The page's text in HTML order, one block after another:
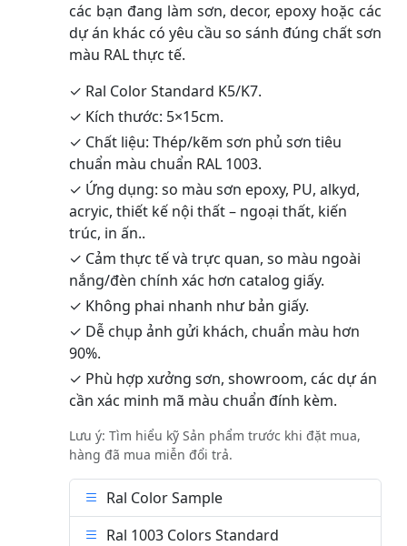
các bạn đang làm sơn, decor, epoxy hoặc các
dự án khác có yêu cầu so sánh đúng chất sơn
màu RAL thực tế.
✓ Ral Color Standard K5/K7.
✓ Kích thước: 5×15cm.
✓ Chất liệu: Thép/kẽm sơn phủ sơn tiêu
chuẩn màu chuẩn RAL 1003.
✓ Ứng dụng: so màu sơn epoxy, PU, alkyd,
acryic, thiết kế nội thất – ngoại thất, kiến
trúc, in ấn..
✓ Cảm thực tế và trực quan, so màu ngoài
nắng/đèn chính xác hơn catalog giấy.
✓ Không phai nhanh như bản giấy.
✓ Dễ chụp ảnh gửi khách, chuẩn màu hơn
90%.
✓ Phù hợp xưởng sơn, showroom, các dự án
cần xác minh mã màu chuẩn đính kèm.
Lưu ý: Tìm hiểu kỹ Sản phẩm trước khi đặt mua,
hàng đã mua miễn đổi trả.
Ral Color Sample
Ral 1003 Colors Standard